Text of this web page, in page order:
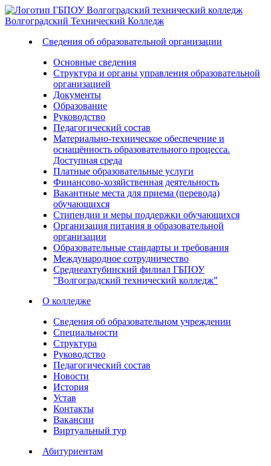
Волгоградский Технический Колледж
Сведения об образовательной организации
Основные сведения
Структура и органы управления образовательной
организацией
Документы
Образование
Руководство
Педагогический состав
Материально-техническое обеспечение и
оснащённость образовательного процесса.
Доступная среда
Платные образовательные услуги
Финансово-хозяйственная деятельность
Вакантные места для приема (перевода)
обучающихся
Стипендии и меры поддержки обучающихся
Организация питания в образовательной
организации
Образовательные стандарты и требования
Международное сотрудничество
Среднеахтубинский филиал ГБПОУ
"Волгоградский технический колледж"
О колледже
Сведения об образовательном учреждении
Специальности
Структура
Руководство
Педагогический состав
Новости
История
Устав
Контакты
Вакансии
Виртуальный тур
Абитуриентам